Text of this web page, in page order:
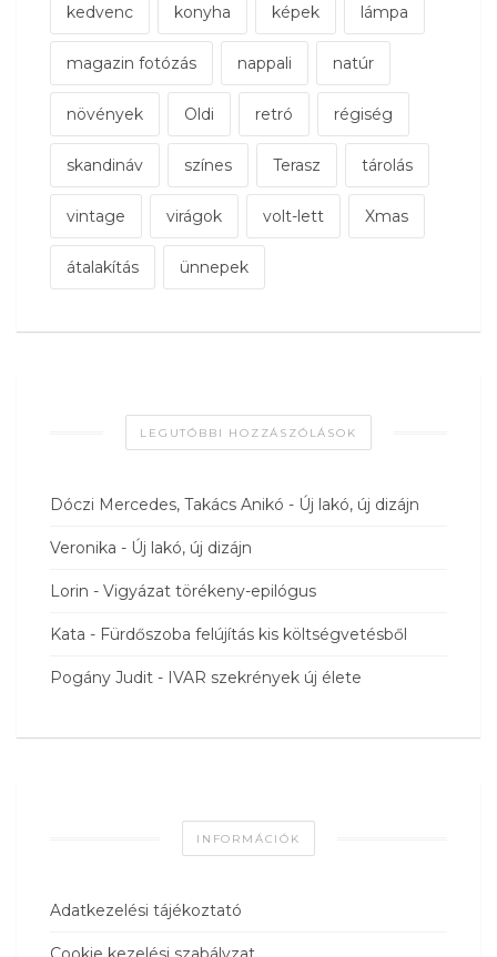
kedvenc konyha képek lámpa
magazin fotózás nappali natúr
növények Oldi retró régiség
skandináv színes Terasz tárolás
vintage virágok volt-lett Xmas
átalakítás ünnepek
LEGUTÓBBI HOZZÁSZÓLÁSOK
Dóczi Mercedes, Takács Anikó - Új lakó, új dizájn
Veronika - Új lakó, új dizájn
Lorin - Vigyázat törékeny-epilógus
Kata - Fürdőszoba felújítás kis költségvetésből
Pogány Judit - IVAR szekrények új élete
INFORMÁCIÓK
Adatkezelési tájékoztató